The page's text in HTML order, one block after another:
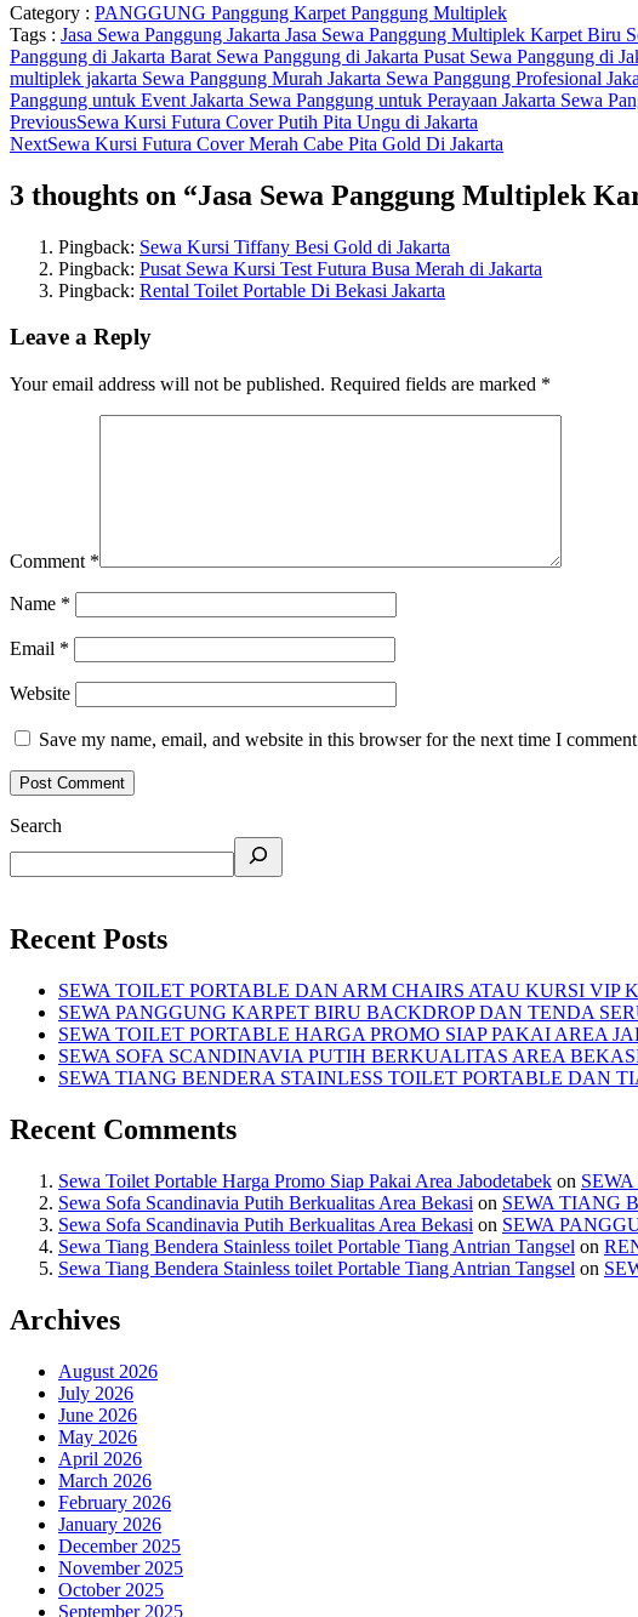
Category : PANGGUNG Panggung Karpet Panggung Multiplek
Tags : Jasa Sewa Panggung Jakarta Jasa Sewa Panggung Multiplek Karpet Biru
Panggung di Jakarta Barat Sewa Panggung di Jakarta Pusat Sewa Panggung di
multiplek jakarta Sewa Panggung Murah Jakarta Sewa Panggung Profesional
Panggung untuk Event Jakarta Sewa Panggung untuk Perayaan Jakarta Sewa
PreviousSewa Kursi Futura Cover Putih Pita Ungu di Jakarta
NextSewa Kursi Futura Cover Merah Cabe Pita Gold Di Jakarta
3 thoughts on “Jasa Sewa Panggung Multiplek
Pingback: Sewa Kursi Tiffany Besi Gold di Jakarta
Pingback: Pusat Sewa Kursi Test Futura Busa Merah di Jakarta
Pingback: Rental Toilet Portable Di Bekasi Jakarta
Leave a Reply
Your email address will not be published. Required fields are marked *
Comment *
Name *
Email *
Website
Save my name, email, and website in this browser for the next time I
Search
Recent Posts
SEWA TOILET PORTABLE DAN ARM CHAIRS ATAU KURSI VIP
SEWA PANGGUNG KARPET BIRU BACKDROP DAN TENDA
SEWA TOILET PORTABLE HARGA PROMO SIAP PAKAI AREA
SEWA SOFA SCANDINAVIA PUTIH BERKUALITAS AREA
SEWA TIANG BENDERA STAINLESS TOILET PORTABLE DAN
Recent Comments
Sewa Toilet Portable Harga Promo Siap Pakai Area Jabodetabek on
Sewa Sofa Scandinavia Putih Berkualitas Area Bekasi on SEWA TIANG
Sewa Sofa Scandinavia Putih Berkualitas Area Bekasi on SEWA
Sewa Tiang Bendera Stainless toilet Portable Tiang Antrian Tangsel on
Sewa Tiang Bendera Stainless toilet Portable Tiang Antrian Tangsel on
Archives
August 2026
July 2026
June 2026
May 2026
April 2026
March 2026
February 2026
January 2026
December 2025
November 2025
October 2025
September 2025